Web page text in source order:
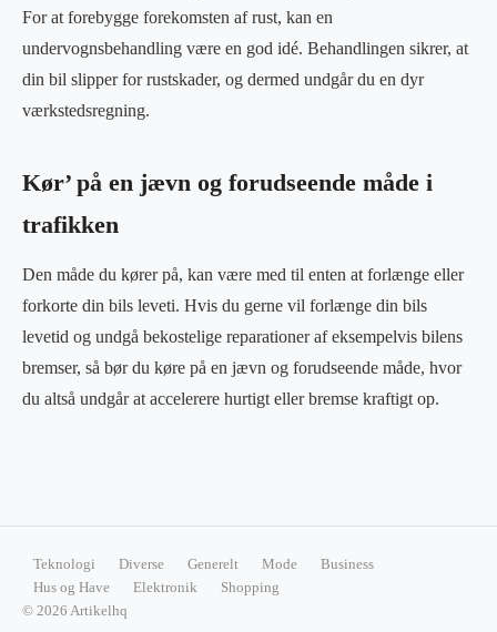
For at forebygge forekomsten af rust, kan en
undervognsbehandling være en god idé. Behandlingen sikrer, at
din bil slipper for rustskader, og dermed undgår du en dyr
værkstedsregning.
Kør’ på en jævn og forudseende måde i
trafikken
Den måde du kører på, kan være med til enten at forlænge eller
forkorte din bils leveti. Hvis du gerne vil forlænge din bils
levetid og undgå bekostelige reparationer af eksempelvis bilens
bremser, så bør du køre på en jævn og forudseende måde, hvor
du altså undgår at accelerere hurtigt eller bremse kraftigt op.
Teknologi Diverse Generelt Mode
Business
Hus og Have
Elektronik
Shopping
© 2026 Artikelhq